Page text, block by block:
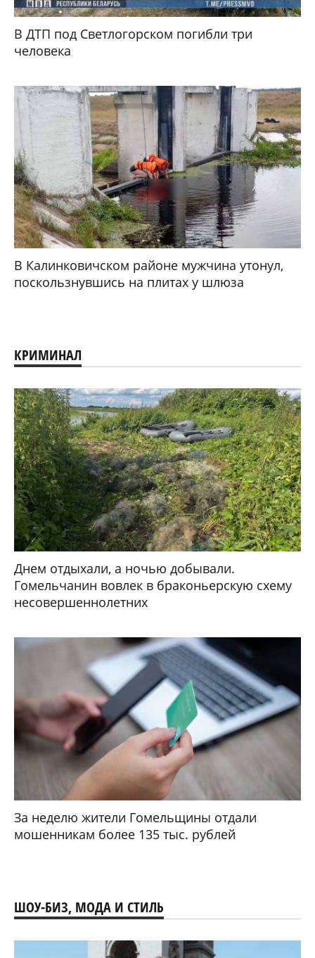
В ДТП под Светлогорском погибли три
человека
В Калинковичском районе мужчина утонул,
поскользнувшись на плитах у шлюза
КРИМИНАЛ
Днем отдыхали, а ночью добывали.
Гомельчанин вовлек в браконьерскую схему
несовершеннолетних
За неделю жители Гомельщины отдали
мошенникам более 135 тыс. рублей
ШОУ-БИЗ, МОДА И СТИЛЬ